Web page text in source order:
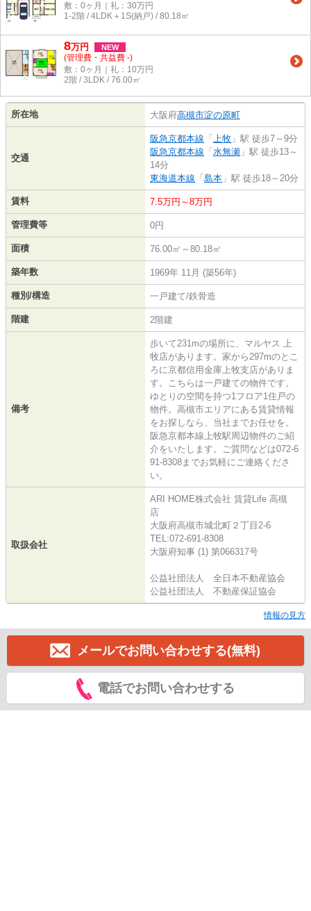
敷：0ヶ月｜礼：30万円
1-2階 / 4LDK＋1S(納戸) / 80.18㎡
8万円 NEW
(管理費・共益費 -)
敷：0ヶ月｜礼：10万円
2階 / 3LDK / 76.00㎡
所在地 大阪府高槻市淀の原町
交通
阪急京都本線 「 上牧 」駅 徒歩7～9分
阪急京都本線 「 水無瀬 」駅 徒歩13～
14分
東海道本線 「 島本 」駅 徒歩18～20分
賃料 7.5万円～8万円
管理費等 0円
面積 76.00㎡～80.18㎡
築年数 1969年 11月 (築56年)
種別/構造 一戸建て/鉄骨造
階建 2階建
備考
歩いて231mの場所に、マルヤス 上
牧店があります。家から297mのとこ
ろに京都信用金庫上牧支店がありま
す。こちらは一戸建ての物件です。
ゆとりの空間を持つ1フロア1住戸の
物件。高槻市エリアにある賃貸情報
をお探しなら、当社までお任せを。
阪急京都本線上牧駅周辺物件のご紹
介をいたします。ご質問などは072-6
91-8308までお気軽にご連絡くださ
い。
取扱会社
ARI HOME株式会社 賃貸Life 高槻
店
大阪府高槻市城北町２丁目2-6
TEL:072-691-8308
大阪府知事 (1) 第066317号
公益社団法人 全日本不動産協会
公益社団法人 不動産保証協会
情報の見方
メールでお問い合わせする(無料)
電話でお問い合わせする